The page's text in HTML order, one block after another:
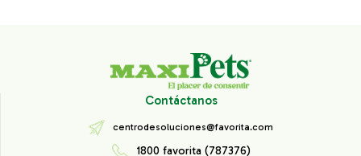
Contáctanos
centrodesoluciones@favorita.com
1800 favorita (787376)